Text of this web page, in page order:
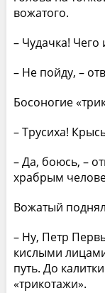
вожатого.
– Чудачка! Чего
– Не пойду, –
Босоногие
– Трусиха!
– Да, боюсь, –
храбрым
Вожатый
– Ну, Петр
кислыми
путь. До
«трикотажи».